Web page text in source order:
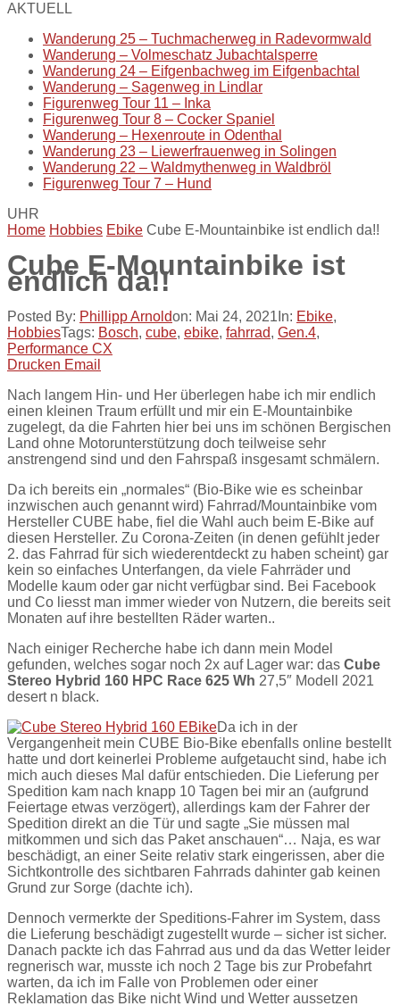
AKTUELL
Wanderung 25 – Tuchmacherweg in Radevormwald
Wanderung – Volmeschatz Jubachtalsperre
Wanderung 24 – Eifgenbachweg im Eifgenbachtal
Wanderung – Sagenweg in Lindlar
Figurenweg Tour 11 – Inka
Figurenweg Tour 8 – Cocker Spaniel
Wanderung – Hexenroute in Odenthal
Wanderung 23 – Liewerfrauenweg in Solingen
Wanderung 22 – Waldmythenweg in Waldbröl
Figurenweg Tour 7 – Hund
UHR
Home Hobbies Ebike Cube E-Mountainbike ist endlich da!!
Cube E-Mountainbike ist
endlich da!!
Posted By: Phillipp Arnoldon: Mai 24, 2021 In: Ebike,
HobbiesTags: Bosch, cube, ebike, fahrrad, Gen.4,
Performance CX
Drucken Email
Nach langem Hin- und Her überlegen habe ich mir endlich
einen kleinen Traum erfüllt und mir ein E-Mountainbike
zugelegt, da die Fahrten hier bei uns im schönen Bergischen
Land ohne Motorunterstützung doch teilweise sehr
anstrengend sind und den Fahrspaß insgesamt schmälern.
Da ich bereits ein „normales“ (Bio-Bike wie es scheinbar
inzwischen auch genannt wird) Fahrrad/Mountainbike vom
Hersteller CUBE habe, fiel die Wahl auch beim E-Bike auf
diesen Hersteller. Zu Corona-Zeiten (in denen gefühlt jeder
2. das Fahrrad für sich wiederentdeckt zu haben scheint) gar
kein so einfaches Unterfangen, da viele Fahrräder und
Modelle kaum oder gar nicht verfügbar sind. Bei Facebook
und Co liesst man immer wieder von Nutzern, die bereits seit
Monaten auf ihre bestellten Räder warten..
Nach einiger Recherche habe ich dann mein Model
gefunden, welches sogar noch 2x auf Lager war: das Cube
Stereo Hybrid 160 HPC Race 625 Wh 27,5″ Modell 2021
desert n black.
Da ich in der
Vergangenheit mein CUBE Bio-Bike ebenfalls online bestellt
hatte und dort keinerlei Probleme aufgetaucht sind, habe ich
mich auch dieses Mal dafür entschieden. Die Lieferung per
Spedition kam nach knapp 10 Tagen bei mir an (aufgrund
Feiertage etwas verzögert), allerdings kam der Fahrer der
Spedition direkt an die Tür und sagte „Sie müssen mal
mitkommen und sich das Paket anschauen“… Naja, es war
beschädigt, an einer Seite relativ stark eingerissen, aber die
Sichtkontrolle des sichtbaren Fahrrads dahinter gab keinen
Grund zur Sorge (dachte ich).
Dennoch vermerkte der Speditions-Fahrer im System, dass
die Lieferung beschädigt zugestellt wurde – sicher ist sicher.
Danach packte ich das Fahrrad aus und da das Wetter leider
regnerisch war, musste ich noch 2 Tage bis zur Probefahrt
warten, da ich im Falle von Problemen oder einer
Reklamation das Bike nicht Wind und Wetter aussetzen